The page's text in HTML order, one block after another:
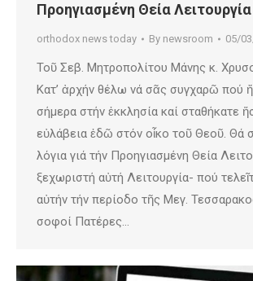
Προηγιασμένη Θεία Λειτουργία
orthodox news today By newsroom 05/
Τοῦ Σεβ. Μητροπολίτου Μάνης κ.
Κατ’ ἀρχήν θέλω νά σᾶς συγχαρῶ πού
σήμερα στήν ἐκκλησία καί σταθήκατε
εὐλάβεια ἐδῶ στόν οἶκο τοῦ Θεοῦ. Θά
λόγια γιά τήν Προηγιασμένη Θεία
ξεχωριστή αὐτή Λειτουργία- πού
αὐτήν τήν περίοδο τῆς Μεγ.
σοφοί Πατέρες…